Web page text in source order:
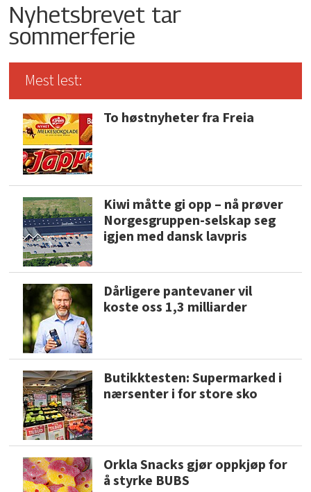
Nyhetsbrevet tar
sommerferie
Mest lest:
To høstnyheter fra Freia
Kiwi måtte gi opp – nå prøver
Norgesgruppen-selskap seg
igjen med dansk lavpris
Dårligere pantevaner vil
koste oss 1,3 milliarder
Butikktesten: Supermarked i
nærsenter i for store sko
Orkla Snacks gjør oppkjøp for
å styrke BUBS